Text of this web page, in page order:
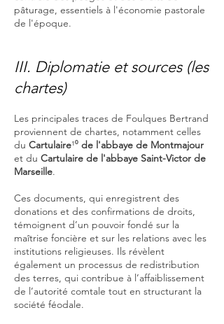
pâturage, essentiels à l'économie pastorale
de l'époque.
III. Diplomatie et sources (les
chartes)
Les principales traces de Foulques Bertrand
proviennent de chartes, notamment celles
du Cartulaire¹⁰ de l'abbaye de Montmajour
et du Cartulaire de l'abbaye Saint-Victor de
Marseille.
Ces documents, qui enregistrent des
donations et des confirmations de droits,
témoignent d’un pouvoir fondé sur la
maîtrise foncière et sur les relations avec les
institutions religieuses. Ils révèlent
également un processus de redistribution
des terres, qui contribue à l’affaiblissement
de l’autorité comtale tout en structurant la
société féodale.